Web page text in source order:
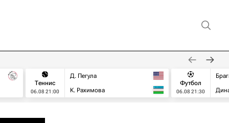
Теннис
06.08 21:00
Д. Пегула
К. Рахимова
Футбол
06.08 21:30